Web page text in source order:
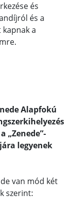
és
és a
a
Alapfokú
„Zenede”-
legyenek
van mód két
szerint: